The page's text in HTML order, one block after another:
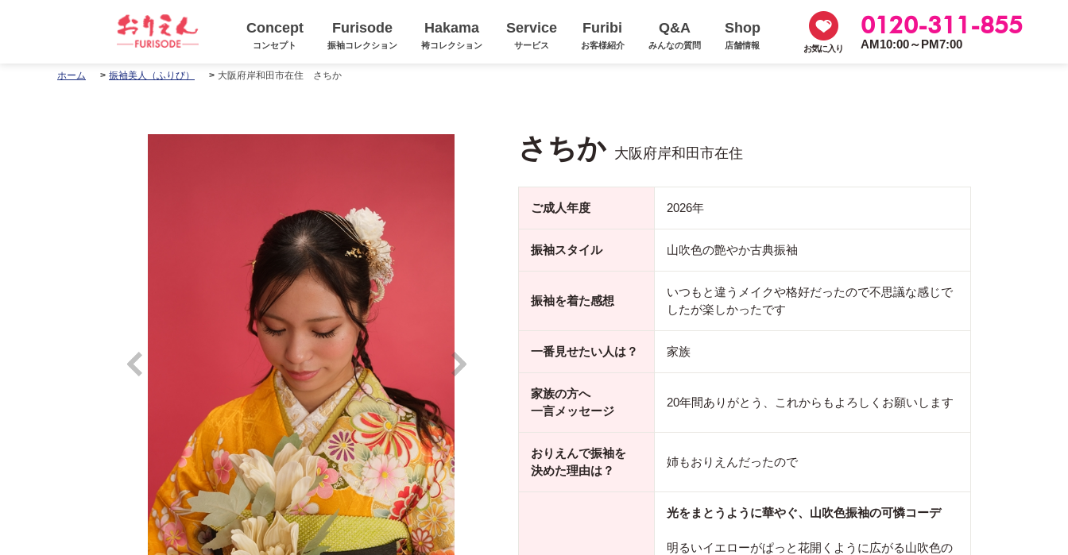
Concept
コンセプト
Furisode
振袖コレクション
Hakama
袴コレクション
Service
サービス
Furibi
お客様紹介
Q&A
みんなの質問
Shop
店舗情報 お気に入り
0120-311-855
AM10:00～PM7:00
ホーム 振袖美人（ふりび） 大阪府岸和田市在住 さちか
さちか 大阪府岸和田市在住
ご成人年度 2026年
振袖スタイル 山吹色の艶やか古典振袖
振袖を着た感想
いつもと違うメイクや格好だったので不思議な感じで
したが楽しかったです
一番見せたい人は？ 家族
家族の方へ
一言メッセージ
20年間ありがとう、これからもよろしくお願いします
おりえんで振袖を
決めた理由は？
姉もおりえんだったので
光をまとうように華やぐ、山吹色振袖の可憐コーデ
明るいイエローがぱっと花開くように広がる山吹色の